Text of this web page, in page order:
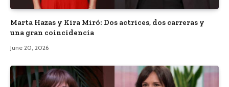
Marta Hazas y Kira Miró: Dos actrices, dos carreras y
una gran coincidencia
June 20, 2026